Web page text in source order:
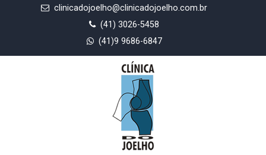
clinicadojoelho@clinicadojoelho.com.br
(41) 3026-5458
(41)9 9686-6847